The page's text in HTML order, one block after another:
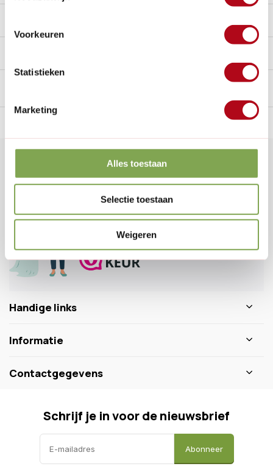
Voorkeuren
Statistieken
Marketing
Alles toestaan
Selectie toestaan
Weigeren
de tuinspecialist
Klantenservice
Veelgestelde vragen
0346 218 111
info@dewiltfang.nl
+31 640511932
Handige links
Informatie
Contactgegevens
Schrijf je in voor de nieuwsbrief
Abonneer